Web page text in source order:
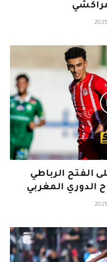
الفتح الرباطي
الدوري المغربي